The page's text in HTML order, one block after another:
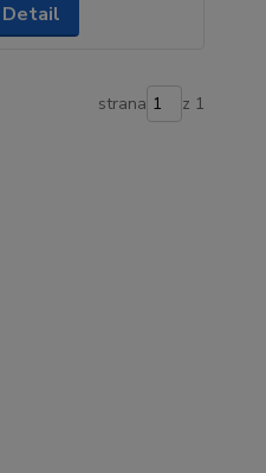
Detail
strana z 1